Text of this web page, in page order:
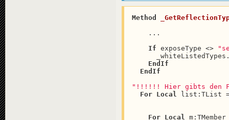
Method
    ...
If exposeType <>
EndIf
EndIf
"!!!!!! Hier gibts den
For
Local list:TList
For Local